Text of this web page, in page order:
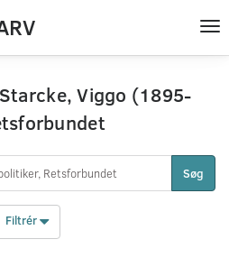
Starcke, Viggo (1895-
Søg
Filtrér